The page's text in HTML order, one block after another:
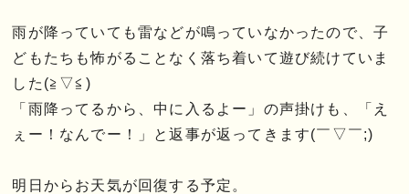
雨が降っていても雷などが鳴っていなかったので、子
どもたちも怖がることなく落ち着いて遊び続けていま
した(≧▽≦)
「雨降ってるから、中に入るよー」の声掛けも、「え
ぇー！なんでー！」と返事が返ってきます(￣▽￣;)
明日からお天気が回復する予定。